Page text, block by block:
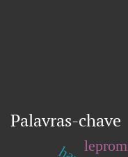
Palavras-chave